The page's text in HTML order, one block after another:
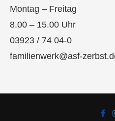
Montag – Freitag
8.00 – 15.00 Uhr
03923 / 74 04-0
familienwerk@asf-